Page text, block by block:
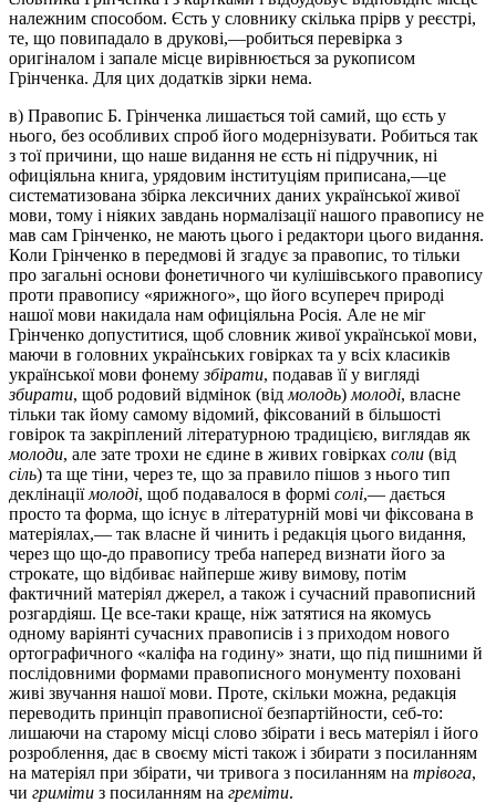
належним способом. Єсть у словнику скілька прірв у реєстрі,
те, що повипадало в друкові,—робиться перевірка з
оригіналом і запале місце вирівнюється за рукописом
Грінченка. Для цих додатків зірки нема.
в) Правопис Б. Грінченка лишається той самий, що єсть у
нього, без особливих спроб його модернізувати. Робиться так
з тої причини, що наше видання не єсть ні підручник, ні
офиціяльна книга, урядовим інституціям приписана,—це
систематизована збірка лексичних даних української живої
мови, тому і ніяких завдань нормалізації нашого правопису не
мав сам Грінченко, не мають цього і редактори цього видання.
Коли Грінченко в передмові й згадує за правопис, то тільки
про загальні основи фонетичного чи кулішівського правопису
проти правопису «ярижного», що його всупереч природі
нашої мови накидала нам офиціяльна Росія. Але не міг
Грінченко допуститися, щоб словник живої української мови,
маючи в головних українських говірках та у всіх класиків
української мови фонемузбірати, подавав її у вигляді
збирати, щоб родовий відмінок (від молодь) молоді, власне
тільки так йому самому відомий, фіксований в більшості
говірок та закріплений літературною традицією, виглядав як
молоди, але зате трохи не єдине в живих говірках соли (від
сіль) та ще тіни, через те, що за правило пішов з нього тип
деклінації молоді, щоб подавалося в формі солі,— дається
просто та форма, що існує в літературній мові чи фіксована в
матеріялах,— так власне й чинить і редакція цього видання,
через що що-до правопису треба наперед визнати його за
строкате, що відбиває найперше живу вимову, потім
фактичний матеріял джерел, а також і сучасний правописний
розгардіяш. Це все-таки краще, ніж затятися на якомусь
одному варіянті сучасних правописів і з приходом нового
ортографичного «каліфа на годину» знати, що під пишними й
послідовними формами правописного монументу поховані
живі звучання нашої мови. Проте, скільки можна, редакція
переводить принціп правописної безпартійности, себ-то:
лишаючи на старому місці слово збірати і весь матеріял і його
розроблення, дає в своєму місті також і збирати з посиланням
на матеріял при збірати, чи тривога з посиланням на трівога,
чи гриміти з посиланням на греміти.